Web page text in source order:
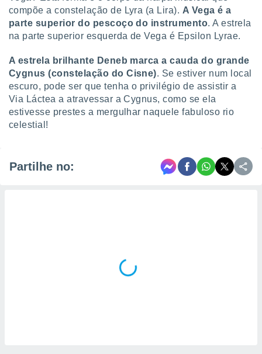
compõe a constelação de Lyra (a Lira). A Vega é a
parte superior do pescoço do instrumento. A estrela
na parte superior esquerda de Vega é Epsilon Lyrae.
A estrela brilhante Deneb marca a cauda do grande
Cygnus (constelação do Cisne). Se estiver num local
escuro, pode ser que tenha o privilégio de assistir a
Via Láctea a atravessar a Cygnus, como se ela
estivesse prestes a mergulhar naquele fabuloso rio
celestial!
Partilhe no: